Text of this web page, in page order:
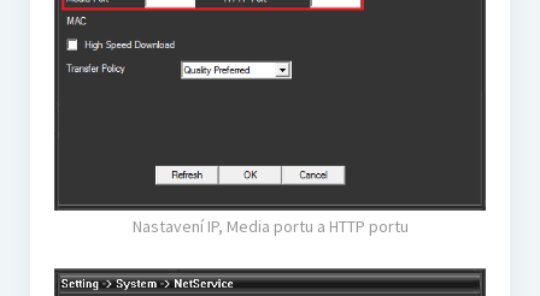
Nastavení IP, Media portu a HTTP portu